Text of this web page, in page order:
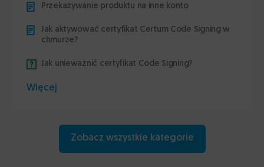
Przekazywanie produktu na inne konto
Jak aktywować certyfikat Certum Code Signing w
chmurze?
Jak unieważnić certyfikat Code Signing?
Więcej
Zobacz wszystkie kategorie